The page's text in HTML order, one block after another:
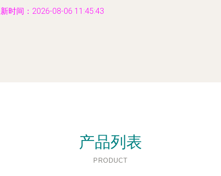
时间：2026-08-06 11:45:43
产品列表
PRODUCT